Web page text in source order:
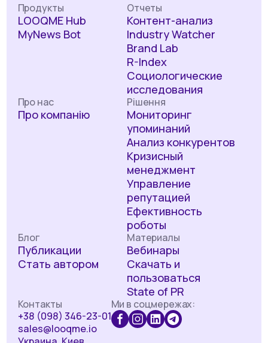
Продукты
LOOQME Hub
MyNews Bot
Отчеты
Контент-анализ
Industry Watcher
Brand Lab
R-Index
Социологические
исследования
Рішення
Мониторинг
упоминаний
Анализ конкурентов
Кризисный
менеджмент
Управление
репутацией
Ефективность
роботы
Про нас
Про компанію
Материалы
Вебинары
Скачать и
пользоваться
State of PR
Блог
Публикации
Стать автором
Контакты
+38 (098) 346-23-01
sales@looqme.io
Ми в соцмережах: